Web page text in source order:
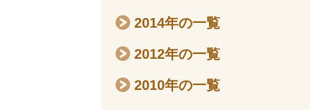
2014年の一覧
2012年の一覧
2010年の一覧